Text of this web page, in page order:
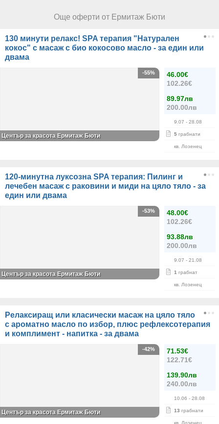
Още оферти от Ермитаж Бюти
130 минути релакс! SPA терапия "Натурален
кокос" с масаж с био кокосово масло - за един или
двама
46.00€
102.26€
89.97лв
200.00лв
9.07 - 28.08
5 грабнати
кв. Лозенец
-55%
Център за красота Ермитаж Бюти
120-минутна луксозна SPA терапия: Пилинг и
лечебен масаж с раковини и миди на цяло тяло - за
един или двама
48.00€
102.26€
93.88лв
200.00лв
9.07 - 21.08
1 грабнат
кв. Лозенец
-53%
Център за красота Ермитаж Бюти
Релаксиращ или класически масаж на цяло тяло
с ароматно масло по избор, плюс рефлексотерапия
и комплимент - напитка - за двама
71.53€
122.71€
139.90лв
240.00лв
10.06 - 28.08
13 грабнати
кв. Лозенец
-42%
Център за красота Ермитаж Бюти